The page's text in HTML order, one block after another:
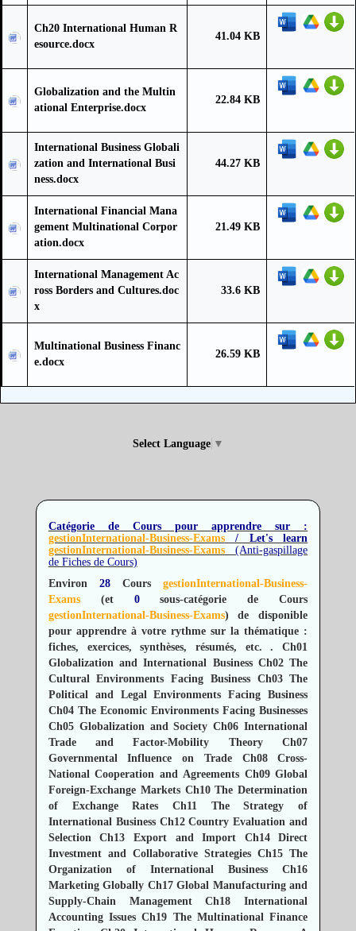
Ch20 International Human R
esource.docx
41.04 KB
Globalization and the Multin
ational Enterprise.docx
22.84 KB
International Business Globali
zation and International Busi
ness.docx
44.27 KB
International Financial Mana
gement Multinational Corpor
ation.docx
21.49 KB
International Management Ac
ross Borders and Cultures.doc
x
33.6 KB
Multinational Business Financ
e.docx
26.59 KB
Select Language ▼
Catégorie de Cours pour apprendre sur :
gestionInternational-Business-Exams/ Let's learn
gestionInternational-Business-Exams(Anti-gaspillage
de Fiches de Cours)
Environ 28CoursgestionInternational-Business-
Exams(et 0sous-catégorie de Cours
gestionInternational-Business-Exams) de disponible
pour apprendre à votre rythme sur la thématique :
fiches, exercices, synthèses, résumés, etc..
Ch01
Globalization and International Business Ch02 The
Cultural Environments Facing Business
Ch03 The
Political and Legal Environments Facing Business
Ch04 The Economic Environments Facing Businesses
Ch05 Globalization and Society Ch06 International
Trade and Factor-Mobility Theory
Ch07
Governmental Influence on Trade
Ch08 Cross-
National Cooperation and Agreements Ch09 Global
Foreign-Exchange Markets Ch10 The Determination
of Exchange Rates
Ch11 The Strategy of
International Business Ch12 Country Evaluation and
Selection
Ch13 Export and Import
Ch14 Direct
Investment and Collaborative Strategies Ch15 The
Organization of International Business
Ch16
Marketing Globally Ch17 Global Manufacturing and
Supply-Chain Management
Ch18 International
Accounting Issues Ch19 The Multinational Finance